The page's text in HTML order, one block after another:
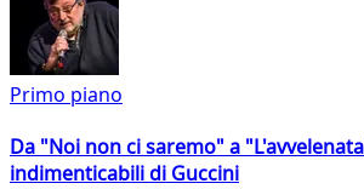
Primo piano
Da "Noi non ci saremo" a
indimenticabili di Guccini